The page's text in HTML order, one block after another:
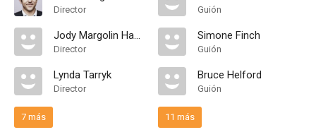
Director
Jody Margolin Hahn
Director
Lynda Tarryk
Director
7 más
Guión
Simone Finch
Guión
Bruce Helford
Guión
11 más